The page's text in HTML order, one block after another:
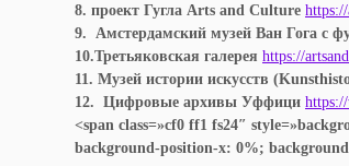
8. проект Гугла Arts and Culture
9. Амстердамский музей Ван Гога с
10.Третьяковская галерея https://
11. Музей истории искусств
12. Цифровые архивы Уффици
<span class=»cf0 ff1 fs24″
background-position-x: 0%;